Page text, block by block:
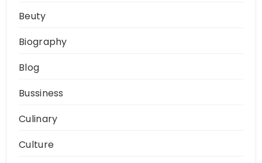
Beuty
Biography
Blog
Bussiness
Culinary
Culture